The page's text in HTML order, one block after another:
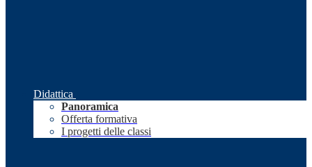
Didattica
Panoramica
Offerta formativa
I progetti delle classi